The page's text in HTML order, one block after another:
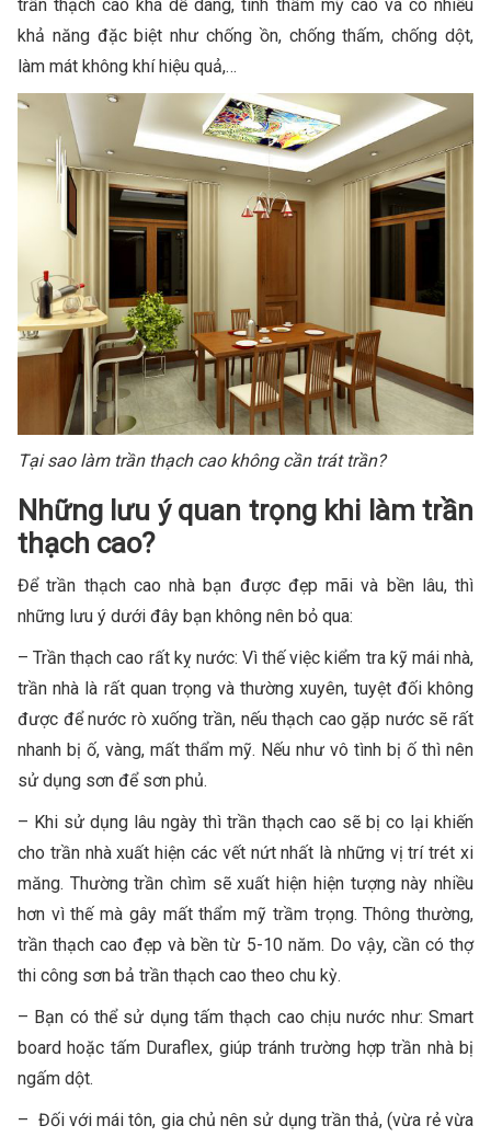
trần thạch cao khá dễ dàng, tính thẩm mỹ cao và có nhiều
khả năng đặc biệt như chống ồn, chống thấm, chống dột,
làm mát không khí hiệu quả,…
Tại sao làm trần thạch cao không cần trát trần?
Những lưu ý quan trọng khi làm trần
thạch cao?
Để trần thạch cao nhà bạn được đẹp mãi và bền lâu, thì
những lưu ý dưới đây bạn không nên bỏ qua:
– Trần thạch cao rất kỵ nước: Vì thế việc kiểm tra kỹ mái nhà,
trần nhà là rất quan trọng và thường xuyên, tuyệt đối không
được để nước rò xuống trần, nếu thạch cao gặp nước sẽ rất
nhanh bị ố, vàng, mất thẩm mỹ. Nếu như vô tình bị ố thì nên
sử dụng sơn để sơn phủ.
– Khi sử dụng lâu ngày thì trần thạch cao sẽ bị co lại khiến
cho trần nhà xuất hiện các vết nứt nhất là những vị trí trét xi
măng. Thường trần chìm sẽ xuất hiện hiện tượng này nhiều
hơn vì thế mà gây mất thẩm mỹ trầm trọng. Thông thường,
trần thạch cao đẹp và bền từ 5-10 năm. Do vậy, cần có thợ
thi công sơn bả trần thạch cao theo chu kỳ.
– Bạn có thể sử dụng tấm thạch cao chịu nước như: Smart
board hoặc tấm Duraflex, giúp tránh trường hợp trần nhà bị
ngấm dột.
– Đối với mái tôn, gia chủ nên sử dụng trần thả, (vừa rẻ vừa